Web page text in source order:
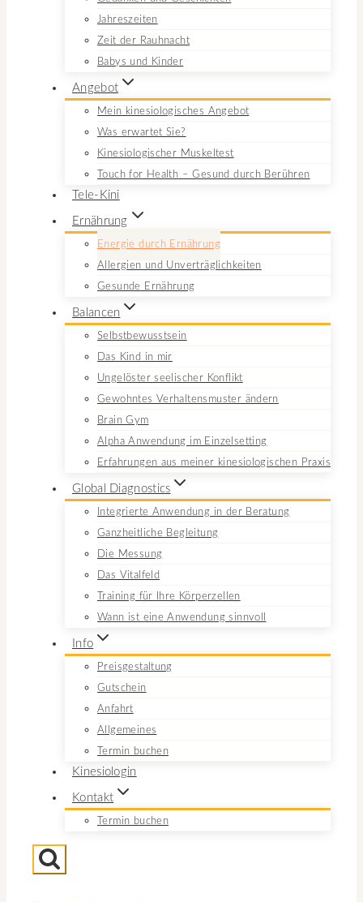
Jahreszeiten
Zeit der Rauhnacht
Babys und Kinder
Angebot
Mein kinesiologisches Angebot
Was erwartet Sie?
Kinesiologischer Muskeltest
Touch for Health – Gesund durch Berühren
Tele-Kini
Ernährung
Energie durch Ernährung
Allergien und Unverträglichkeiten
Gesunde Ernährung
Balancen
Selbstbewusstsein
Das Kind in mir
Ungelöster seelischer Konflikt
Gewohntes Verhaltensmuster ändern
Brain Gym
Alpha Anwendung im Einzelsetting
Erfahrungen aus meiner kinesiologischen Praxis
Global Diagnostics
Integrierte Anwendung in der Beratung
Ganzheitliche Begleitung
Die Messung
Das Vitalfeld
Training für Ihre Körperzellen
Wann ist eine Anwendung sinnvoll
Info
Preisgestaltung
Gutschein
Anfahrt
Allgemeines
Termin buchen
Kinesiologin
Kontakt
Termin buchen